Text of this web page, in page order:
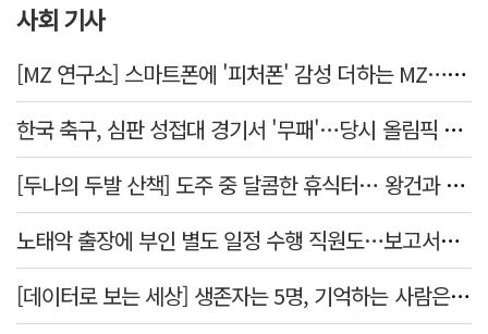
사회 기사
[MZ 연구소] 스마트폰에 '피처폰' 감성 더하는 MZ… 히퍼와 줄이어폰
한국 축구, 심판 성접대 경기서 '무패'…당시 올림픽 감독은 홍명보
[두나의 두발 산책] 도주 중 달콤한 휴식터… 왕건과 지명 산책
노태악 출장에 부인 별도 일정 수행 직원도…보고서엔 '공식일정 참석'
[데이터로 보는 세상] 생존자는 5명, 기억하는 사람은 늘었다